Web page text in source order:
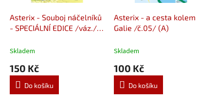
Asterix - Souboj náčelníků
- SPECIÁLNÍ EDICE /váz./
Skladem
150 Kč
Do košíku
Asterix - a cesta kolem
Galie /č.05/ (A)
Skladem
100 Kč
Do košíku